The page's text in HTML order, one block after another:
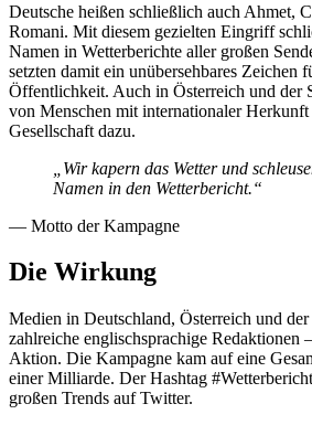
Deutsche heißen schließlich auch Ahmet,
Romani. Mit diesem gezielten Eingriff
Namen in Wetterberichte aller großen
setzten damit ein unübersehbares Zeichen
Öffentlichkeit. Auch in Österreich und der
von Menschen mit internationaler Herkunft
Gesellschaft dazu.
„Wir kapern das Wetter und
Namen in den Wetterbericht.“
— Motto der Kampagne
Die Wirkung
Medien in Deutschland, Österreich und
zahlreiche englischsprachige Redaktionen
Aktion. Die Kampagne kam auf eine
einer Milliarde. Der Hashtag
großen Trends auf Twitter.